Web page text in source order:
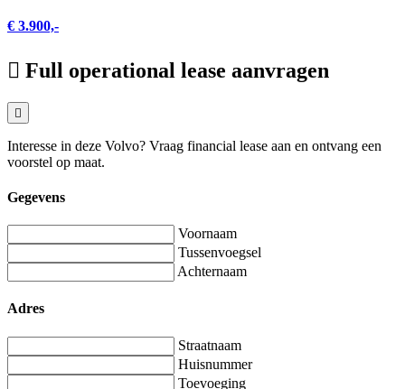
€ 3.900,-
Full operational lease aanvragen
Interesse in deze Volvo? Vraag financial lease aan en ontvang een
voorstel op maat.
Gegevens
Voornaam
Tussenvoegsel
Achternaam
Adres
Straatnaam
Huisnummer
Toevoeging